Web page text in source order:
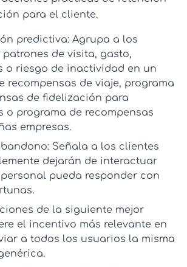
para el cliente.
predictiva: Agrupa a los
de visita, gasto,
o riesgo de inactividad en un
recompensas de viaje, programa
de fidelización para
o programa de recompensas
empresas.
Señala a los clientes
dejarán de interactuar
pueda responder con
de la siguiente mejor
el incentivo más relevante en
a todos los usuarios la misma